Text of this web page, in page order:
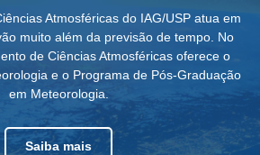
Atmosféricas do IAG/USP atua em
muito além da previsão de tempo. No
de Ciências Atmosféricas oferece o
e o Programa de Pós-Graduação
em Meteorologia.
Saiba mais